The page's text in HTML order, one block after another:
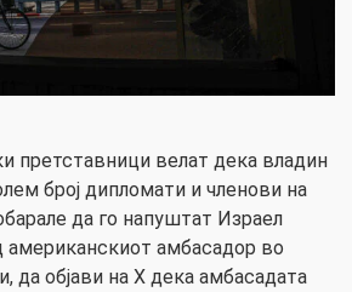
претставници велат дека владин
број дипломати и членови на
да го напуштат Израел
американскиот амбасадор во
да објави на X дека амбасадата